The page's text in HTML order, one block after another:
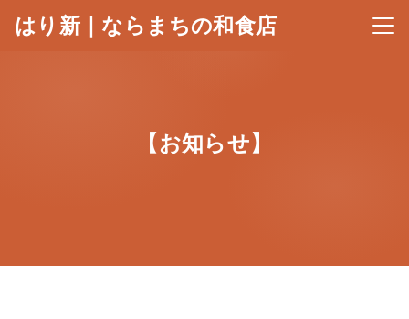
はり新｜ならまちの和食店 メニ
【お知らせ】